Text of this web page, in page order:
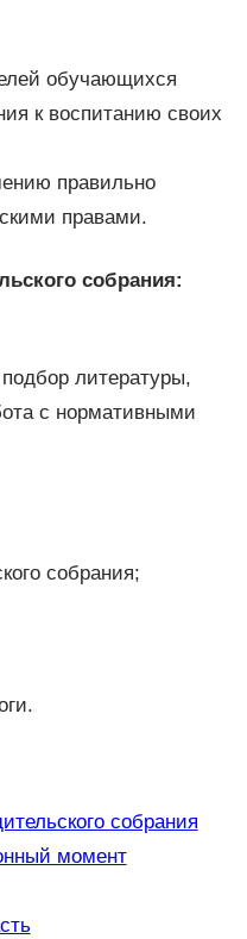
обучающихся
к воспитанию своих
правильно
правами.
собрания:
подбор литературы,
с нормативными
собрания;
собрания
момент